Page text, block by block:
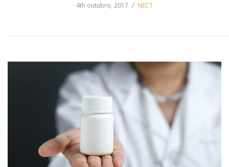
4th outubro, 2017
NECT